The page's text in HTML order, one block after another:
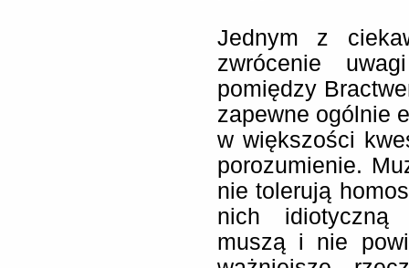
Jednym z
zwrócenie
pomiędzy
zapewne ogólnie
w większości
porozumienie.
nie tolerują
nich idiotyczną
muszą i nie